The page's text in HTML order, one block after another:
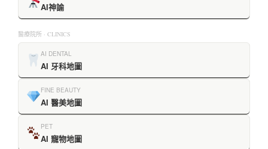
AI神諭
醫療院所 · CLINICS
AI DENTAL
AI 牙科地圖
FINE BEAUTY
AI 醫美地圖
PET
AI 寵物地圖